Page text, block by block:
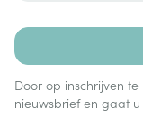
Door op inschrijven te
nieuwsbrief en gaat